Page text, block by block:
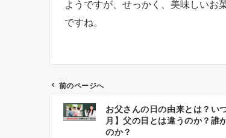
ようですが、せっかく、美味しいお
ですね。
前のページへ
お父さんの日の由来とは？い
月】父の日とは違うのか？誰
のか？